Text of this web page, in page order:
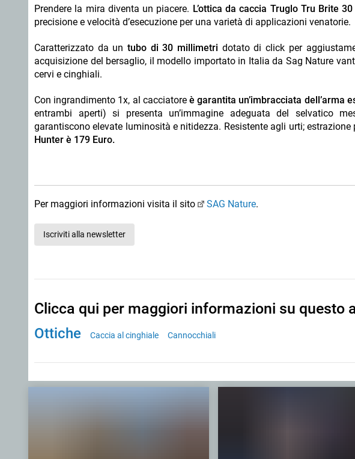
Prendere la mira diventa un piacere. L’ottica da caccia Truglo Tru Brite
precisione e velocità d’esecuzione per una varietà di applicazioni venatorie.
Caratterizzato da untubo di 30 millimetri dotato di click per
acquisizione del bersaglio, il modello importato in Italia da Sag Nature
cervi e cinghiali.
Con ingrandimento 1x, al cacciatore è garantita un’imbracciata dell’arma
entrambi aperti) si presenta un’immagine adeguata del selvatico
garantiscono elevate luminosità e nitidezza. Resistente agli urti; estrazione
Hunter è 179 Euro.
Per maggiori informazioni visita il sito SAG Nature.
Iscriviti alla newsletter
Clicca qui per maggiori informazioni su questo
Ottiche Caccia al cinghiale Cannocchiali